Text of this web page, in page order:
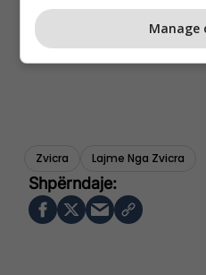
Zvicra Lajme Nga Zvicra
Manage